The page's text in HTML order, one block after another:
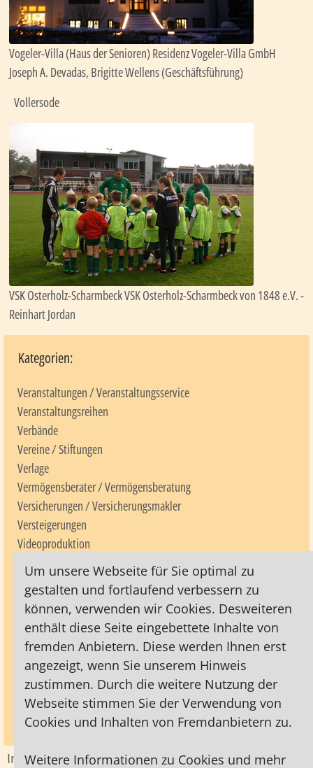
Vogeler-Villa (Haus der Senioren) Residenz Vogeler-Villa GmbH
Joseph A. Devadas, Brigitte Wellens (Geschäftsführung)
Vollersode
VSK Osterholz-Scharmbeck VSK Osterholz-Scharmbeck von 1848 e.V. -
Reinhart Jordan
Kategorien:
Veranstaltungen / Veranstaltungsservice
Veranstaltungsreihen
Verbände
Vereine / Stiftungen
Verlage
Vermögensberater / Vermögensberatung
Versicherungen / Versicherungsmakler
Versteigerungen
Videoproduktion
Videotechnik
Videotheken / Familienvideotheken
Videoüberwachung
Vietnamesische Küche
Visitenkarten
Volksbanken
Volksbanken
Volksfürsorge
Volkshochschulen
Vorträge
Impressum |Datenschutz | AGB
Um unsere Webseite für Sie optimal zu
gestalten und fortlaufend verbessern zu
können, verwenden wir Cookies. Desweiteren
enthält diese Seite eingebettete Inhalte von
fremden Anbietern. Diese werden Ihnen erst
angezeigt, wenn Sie unserem Hinweis
zustimmen. Durch die weitere Nutzung der
Webseite stimmen Sie der Verwendung von
Cookies und Inhalten von Fremdanbietern zu.
Weitere Informationen zu Cookies und mehr